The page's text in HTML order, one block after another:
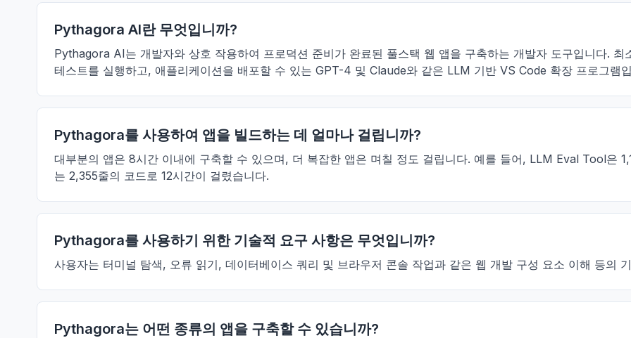
Pythagora AI란 무엇입니까?
Pythagora AI는 개발자와 상호 작용하여 프로덕션 준비가 완료된 풀스택 웹 앱을 구축하는 개발자 도구입니다.
테스트를 실행하고, 애플리케이션을 배포할 수 있는 GPT-4 및 Claude와 같은 LLM 기반 VS Code 확장 프로그램
Pythagora를 사용하여 앱을 빌드하는 데 얼마나 걸립니까?
대부분의 앱은 8시간 이내에 구축할 수 있으며, 더 복잡한 앱은 며칠 정도 걸립니다. 예를 들어, LLM Eval Tool은
는 2,355줄의 코드로 12시간이 걸렸습니다.
Pythagora를 사용하기 위한 기술적 요구 사항은 무엇입니까?
사용자는 터미널 탐색, 오류 읽기, 데이터베이스 쿼리 및 브라우저 콘솔 작업과 같은 웹 개발 구성 요소 이해 등의
Pythagora는 어떤 종류의 앱을 구축할 수 있습니까?